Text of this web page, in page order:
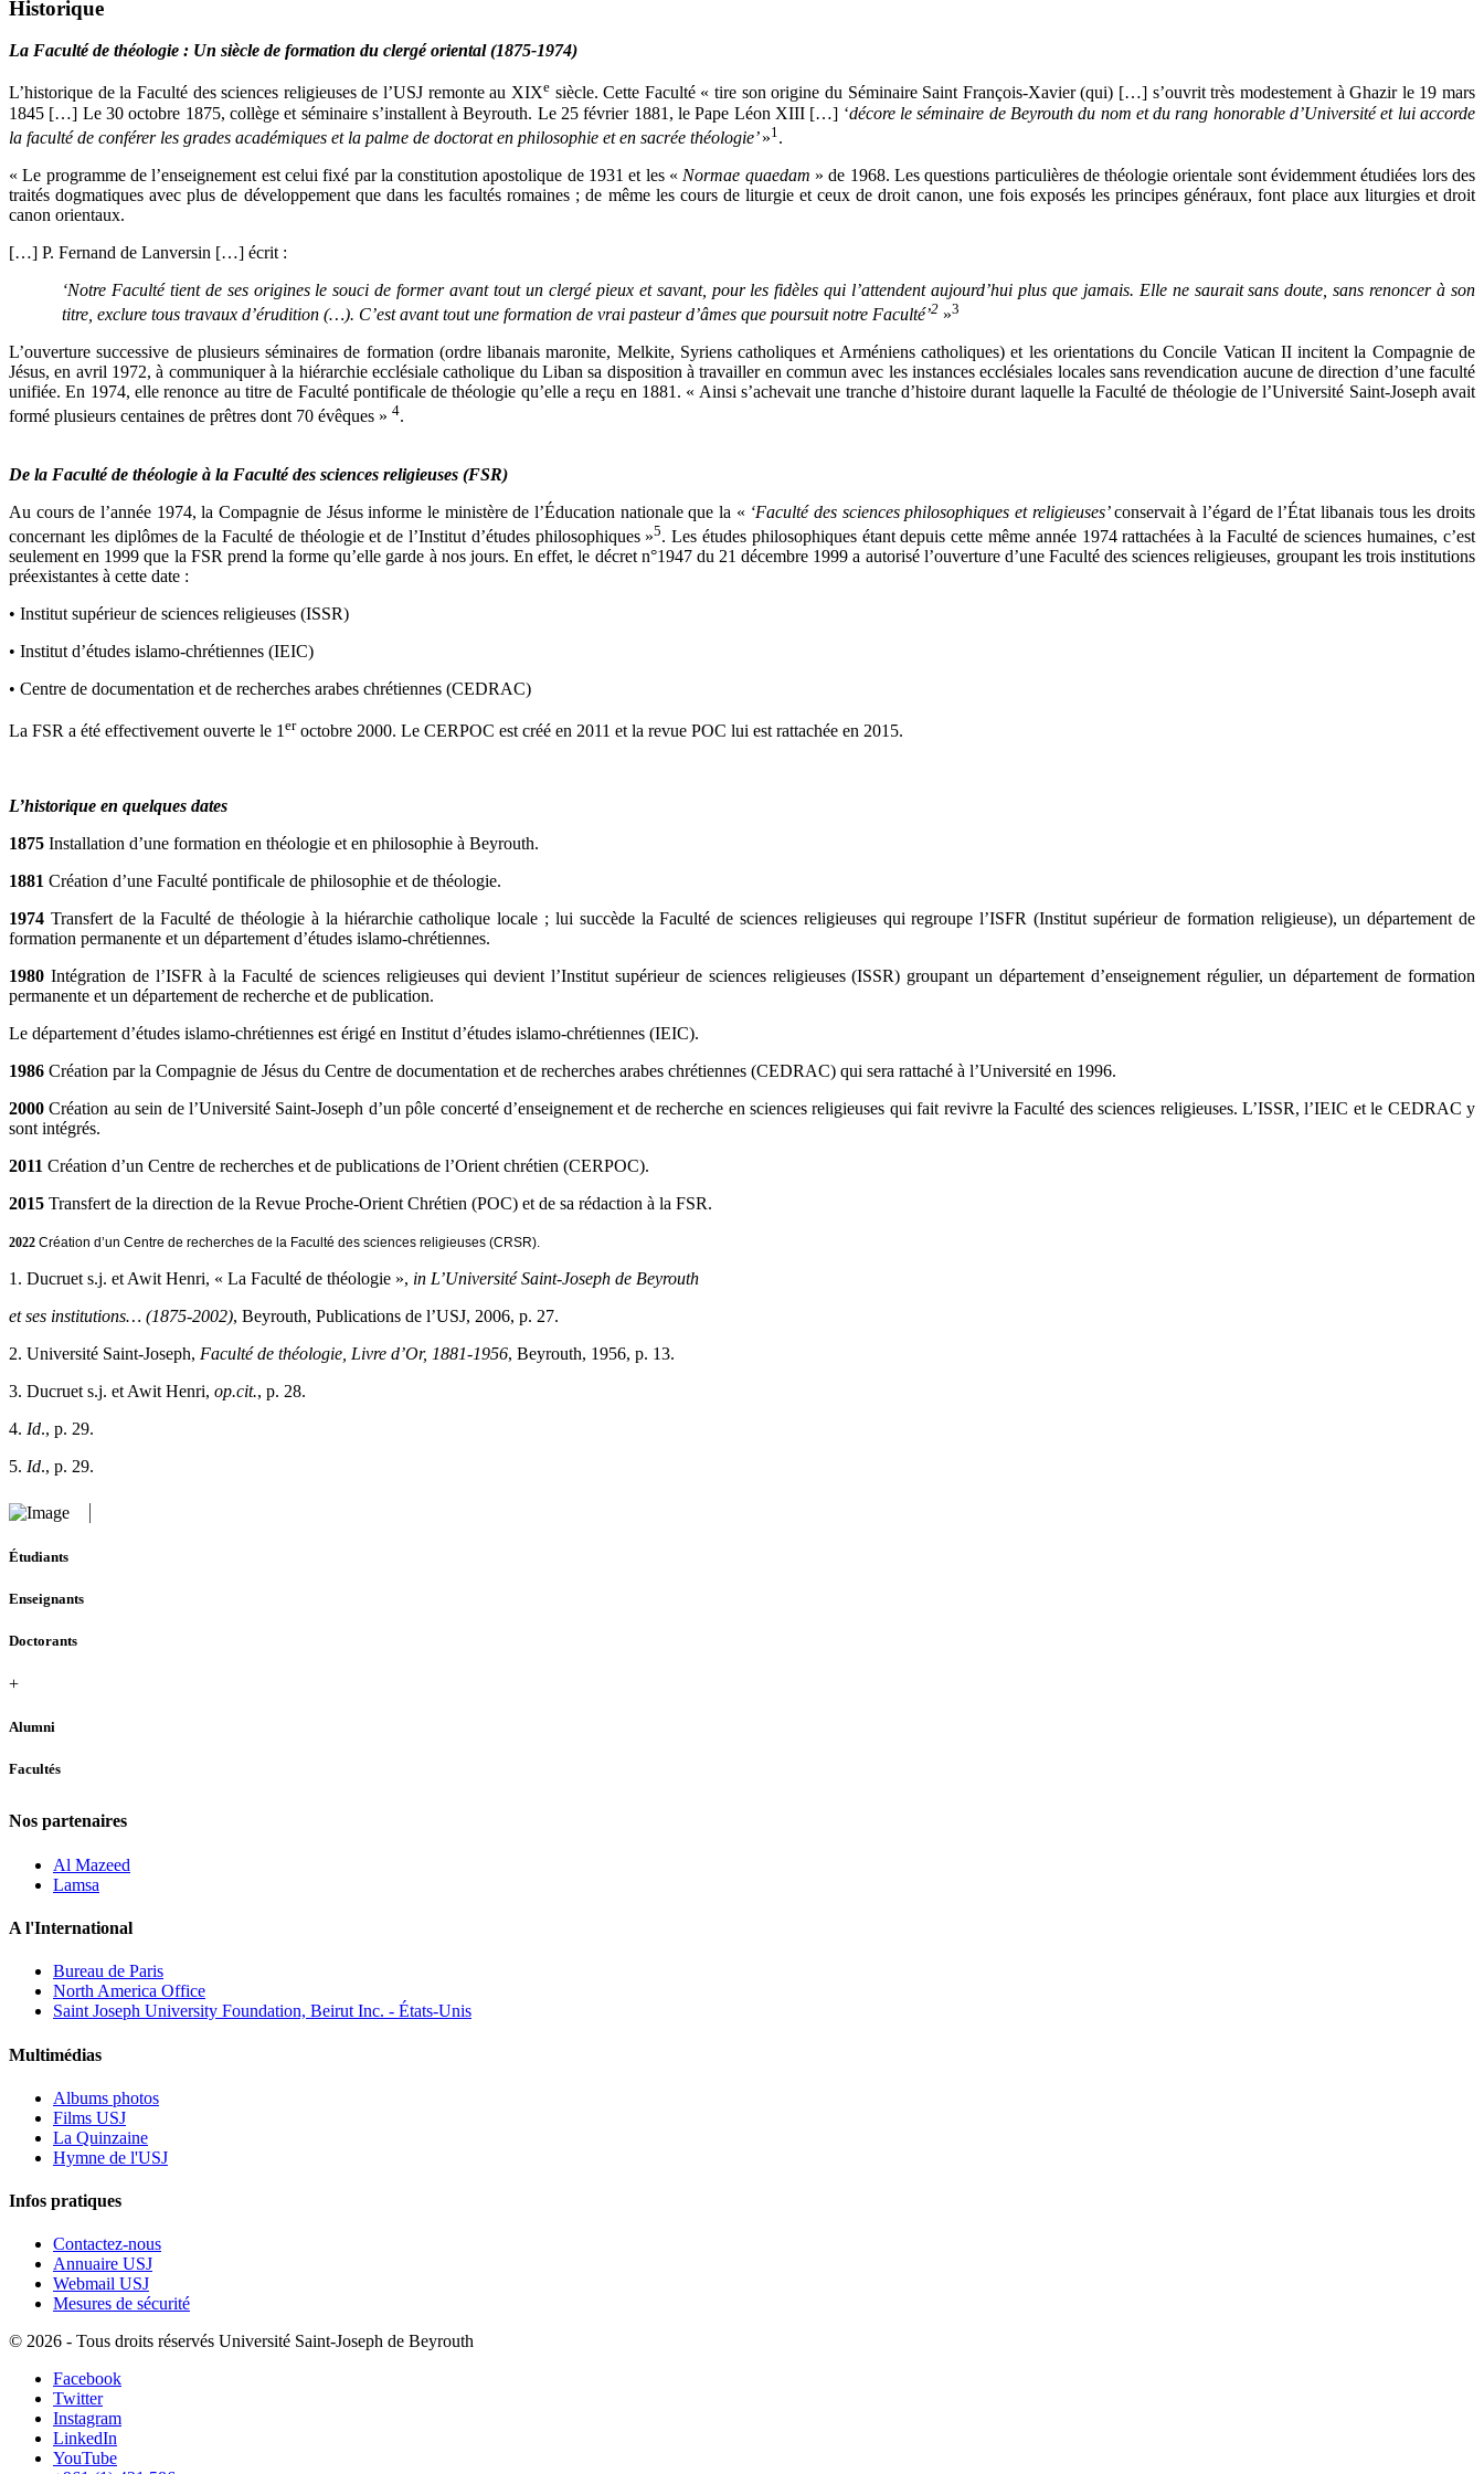
Historique
La Faculté de théologie : Un siècle de formation du clergé oriental (1875-1974)
L’historique de la Faculté des sciences religieuses de l’USJ remonte au XIXesiècle. Cette Faculté « tire son origine du Séminaire Saint François-Xavier (qui) […] s’ouvrit très modestement à Ghazir le 19 mars
1845 […] Le 30 octobre 1875, collège et séminaire s’installent à Beyrouth. Le 25 février 1881, le Pape Léon XIII […] ‘décore le séminaire de Beyrouth du nom et du rang honorable d’Université et lui accorde
la faculté de conférer les grades académiques et la palme de doctorat en philosophie et en sacrée théologie’»1 .
« Le programme de l’enseignement est celui fixé par la constitution apostolique de 1931 et les « Normae quaedam » de 1968. Les questions particulières de théologie orientale sont évidemment étudiées lors des
traités dogmatiques avec plus de développement que dans les facultés romaines ; de même les cours de liturgie et ceux de droit canon, une fois exposés les principes généraux, font place aux liturgies et droit
canon orientaux.
[…] P. Fernand de Lanversin […] écrit :
‘Notre Faculté tient de ses origines le souci de former avant tout un clergé pieux et savant, pour les fidèles qui l’attendent aujourd’hui plus que jamais. Elle ne saurait sans doute, sans renoncer à son
titre, exclure tous travaux d’érudition (…). C’est avant tout une formation de vrai pasteur d’âmes que poursuit notre Faculté’2 »3
L’ouverture successive de plusieurs séminaires de formation (ordre libanais maronite, Melkite, Syriens catholiques et Arméniens catholiques) et les orientations du Concile Vatican II incitent la Compagnie de
Jésus, en avril 1972, à communiquer à la hiérarchie ecclésiale catholique du Liban sa disposition à travailler en commun avec les instances ecclésiales locales sans revendication aucune de direction d’une faculté
unifiée. En 1974, elle renonce au titre de Faculté pontificale de théologie qu’elle a reçu en 1881. « Ainsi s’achevait une tranche d’histoire durant laquelle la Faculté de théologie de l’Université Saint-Joseph avait
formé plusieurs centaines de prêtres dont 70 évêques » 4.
De la Faculté de théologie à la Faculté des sciences religieuses (FSR)
Au cours de l’année 1974, la Compagnie de Jésus informe le ministère de l’Éducation nationale que la « ‘Faculté des sciences philosophiques et religieuses’conservait à l’égard de l’État libanais tous les droits
concernant les diplômes de la Faculté de théologie et de l’Institut d’études philosophiques »5. Les études philosophiques étant depuis cette même année 1974 rattachées à la Faculté de sciences humaines, c’est
seulement en 1999 que la FSR prend la forme qu’elle garde à nos jours. En effet, le décret n°1947 du 21 décembre 1999 a autorisé l’ouverture d’une Faculté des sciences religieuses, groupant les trois institutions
préexistantes à cette date :
• Institut supérieur de sciences religieuses (ISSR)
• Institut d’études islamo-chrétiennes (IEIC)
• Centre de documentation et de recherches arabes chrétiennes (CEDRAC)
La FSR a été effectivement ouverte le 1eroctobre 2000. Le CERPOC est créé en 2011 et la revue POC lui est rattachée en 2015.
L’historique en quelques dates
1875 Installation d’une formation en théologie et en philosophie à Beyrouth.
1881 Création d’une Faculté pontificale de philosophie et de théologie.
1974 Transfert de la Faculté de théologie à la hiérarchie catholique locale ; lui succède la Faculté de sciences religieuses qui regroupe l’ISFR (Institut supérieur de formation religieuse), un département de
formation permanente et un département d’études islamo-chrétiennes.
1980 Intégration de l’ISFR à la Faculté de sciences religieuses qui devient l’Institut supérieur de sciences religieuses (ISSR) groupant un département d’enseignement régulier, un département de formation
permanente et un département de recherche et de publication.
Le département d’études islamo-chrétiennes est érigé en Institut d’études islamo-chrétiennes (IEIC).
1986 Création par la Compagnie de Jésus du Centre de documentation et de recherches arabes chrétiennes (CEDRAC) qui sera rattaché à l’Université en 1996.
2000 Création au sein de l’Université Saint-Joseph d’un pôle concerté d’enseignement et de recherche en sciences religieuses qui fait revivre la Faculté des sciences religieuses. L’ISSR, l’IEIC et le CEDRAC y
sont intégrés.
2011 Création d’un Centre de recherches et de publications de l’Orient chrétien (CERPOC).
2015 Transfert de la direction de la Revue Proche-Orient Chrétien (POC) et de sa rédaction à la FSR.
2022 Création d’un Centre de recherches de la Faculté des sciences religieuses (CRSR).
1. Ducruet s.j. et Awit Henri, « La Faculté de théologie », in L’Université Saint-Joseph de Beyrouth
et ses institutions… (1875-2002), Beyrouth, Publications de l’USJ, 2006, p. 27.
2. Université Saint-Joseph, Faculté de théologie, Livre d’Or, 1881-1956, Beyrouth, 1956, p. 13.
3. Ducruet s.j. et Awit Henri, op.cit., p. 28.
4. Id., p. 29.
5. Id., p. 29.
Étudiants
Enseignants
Doctorants
+
Alumni
Facultés
Nos partenaires
Al Mazeed
Lamsa
A l'International
Bureau de Paris
North America Office
Saint Joseph University Foundation, Beirut Inc. - États-Unis
Multimédias
Albums photos
Films USJ
La Quinzaine
Hymne de l'USJ
Infos pratiques
Contactez-nous
Annuaire USJ
Webmail USJ
Mesures de sécurité
© 2026 - Tous droits réservés Université Saint-Joseph de Beyrouth
Facebook
Twitter
Instagram
LinkedIn
YouTube